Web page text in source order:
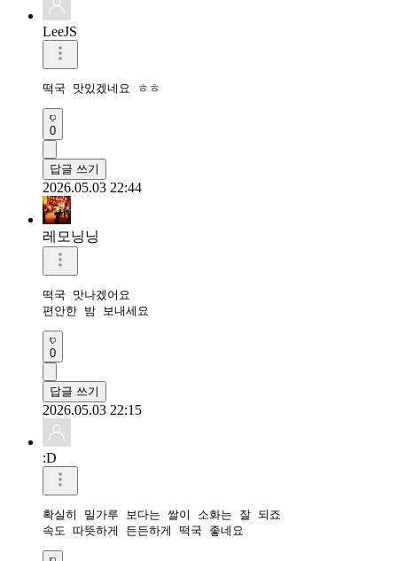
LeeJS
떡국 맛있겠네요 ㅎㅎ
0
답글 쓰기
2026.05.03 22:44
레모닝닝
떡국 맛나겠어요
편안한 밤 보내세요
0
답글 쓰기
2026.05.03 22:15
:D
확실히 밀가루 보다는 쌀이 소화는 잘 되죠
속도 따뜻하게 든든하게 떡국 좋네요